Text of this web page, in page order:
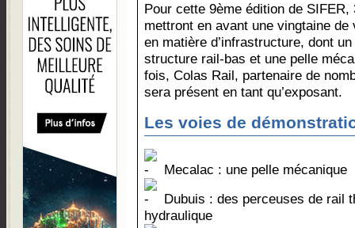
Pour cette 9ème édition de
mettront en avant une vingtaine
en matière d’infrastructure, dont
structure rail-bas et une pelle
fois, Colas Rail, partenaire de
sera présent en tant qu’exposant.
Les voies de
Mecalac : une pelle mécanique
Dubuis : des perceuses de rail
hydraulique